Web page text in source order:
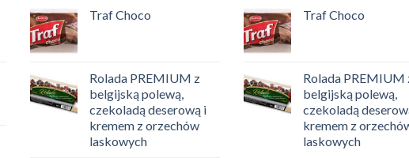
Traf Choco
Rolada PREMIUM z
belgijską polewą,
czekoladą deserową i
kremem z orzechów
laskowych
Traf Choco
Rolada PREMIUM
belgijską polewą,
czekoladą
kremem z
laskowych